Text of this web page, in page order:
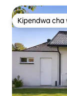
Kipendwa cha
Kipendwa cha